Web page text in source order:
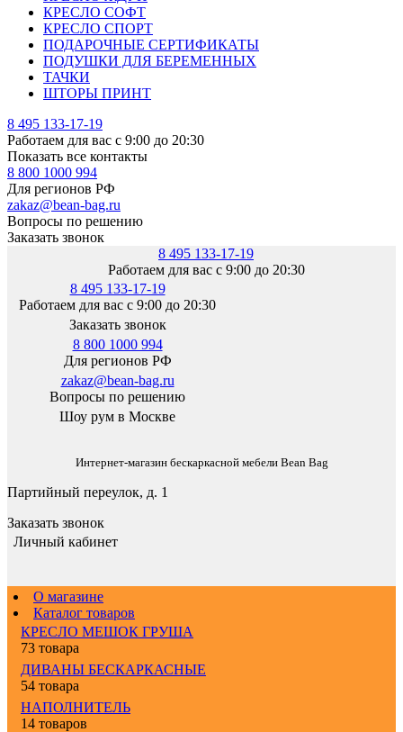
КРЕСЛО СОФТ
КРЕСЛО СПОРТ
ПОДАРОЧНЫЕ СЕРТИФИКАТЫ
ПОДУШКИ ДЛЯ БЕРЕМЕННЫХ
ТАЧКИ
ШТОРЫ ПРИНТ
8 495 133-17-19
Работаем для вас с 9:00 до 20:30
Показать все контакты
8 800 1000 994
Для регионов РФ
zakaz@bean-bag.ru
Вопросы по решению
Заказать звонок
8 495 133-17-19
Работаем для вас с 9:00 до 20:30
8 495 133-17-19
Работаем для вас с 9:00 до 20:30
Заказать звонок
8 800 1000 994
Для регионов РФ
zakaz@bean-bag.ru
Вопросы по решению
Шоу рум в Москве
Интернет-магазин бескаркасной мебели Bean Bag
Партийный переулок, д. 1
Заказать звонок
Личный кабинет
О магазине
Каталог товаров
КРЕСЛО МЕШОК ГРУША
73 товара
ДИВАНЫ БЕСКАРКАСНЫЕ
54 товара
НАПОЛНИТЕЛЬ
14 товаров